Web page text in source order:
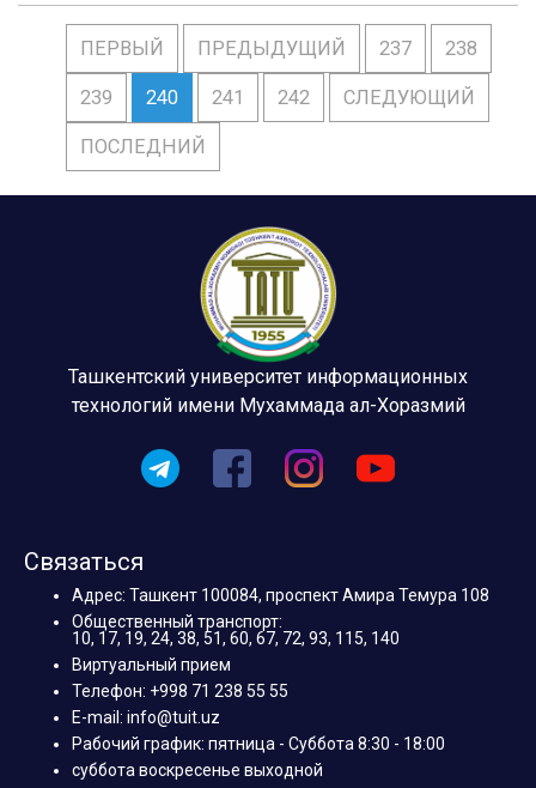
ПЕРВЫЙ ПРЕДЫДУЩИЙ 237 238
239 240 241 242 СЛЕДУЮЩИЙ
ПОСЛЕДНИЙ
Ташкентский университет информационных
технологий имени Мухаммада ал-Хоразмий
Связаться
Адрес: Ташкент 100084, проспект Амира Темура 108
Общественный транспорт:
10, 17, 19, 24, 38, 51, 60, 67, 72, 93, 115, 140
Виртуальный прием
Телефон: +998 71 238 55 55
E-mail: info@tuit.uz
Рабочий график: пятница - Суббота 8:30 - 18:00
суббота воскресенье выходной